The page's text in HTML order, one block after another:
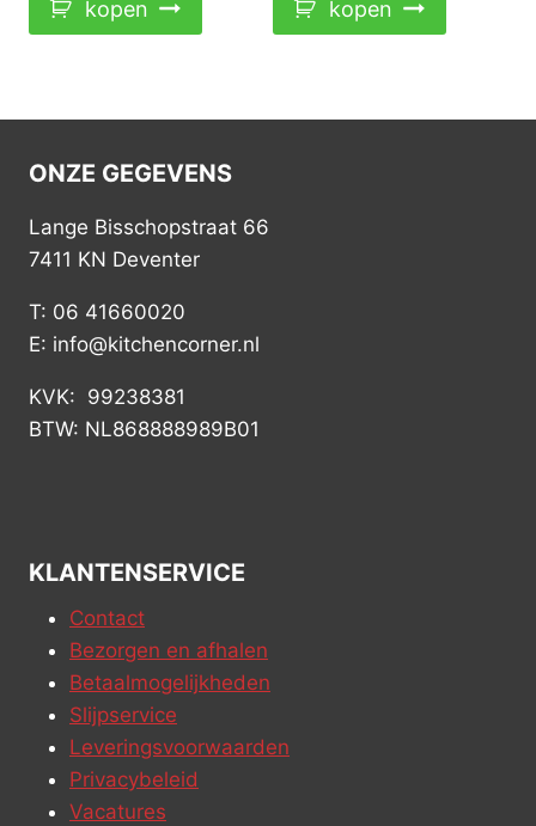
kopen kopen
ONZE GEGEVENS
Lange Bisschopstraat 66
7411 KN Deventer
T: 06 41660020
E: info@kitchencorner.nl
KVK: 99238381
BTW: NL868888989B01
KLANTENSERVICE
Contact
Bezorgen en afhalen
Betaalmogelijkheden
Slijpservice
Leveringsvoorwaarden
Privacybeleid
Vacatures